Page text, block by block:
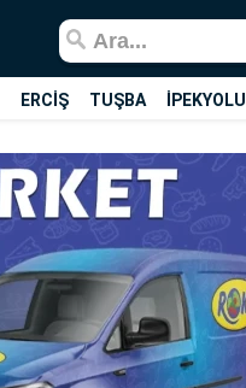
ERCİŞ TUŞBA İPEKYOLU